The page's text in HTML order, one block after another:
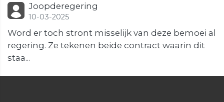
Joopderegering
10-03-2025
Word er toch stront misselijk van deze bemoei al
regering. Ze tekenen beide contract waarin dit
staa...